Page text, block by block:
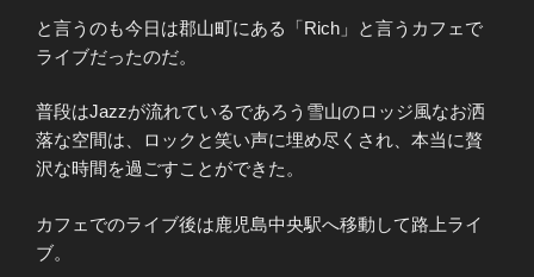
と言うのも今日は郡山町にある「Rich」と言うカフェで
ライブだったのだ。
普段はJazzが流れているであろう雪山のロッジ風なお洒
落な空間は、ロックと笑い声に埋め尽くされ、本当に贅
沢な時間を過ごすことができた。
カフェでのライブ後は鹿児島中央駅へ移動して路上ライ
ブ。